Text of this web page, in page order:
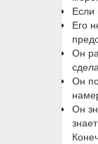
Если
Его
Он
Он
Он